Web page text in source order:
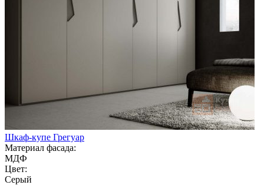
Шкаф-купе Грегуар
Материал фасада:
МДФ
Цвет:
Серый